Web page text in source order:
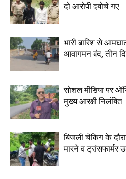
दो आरोपी दबोचे गए
भारी बारिश से
आवागमन बंद, तीन
सोशल मीडिया पर
मुख्य आरक्षी निलंबित
बिजली चेकिंग के
मारने व ट्रांसफार्मर